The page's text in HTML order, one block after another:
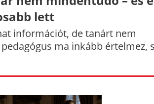
lett
információt, de tanárt nem
ma inkább értelmez,